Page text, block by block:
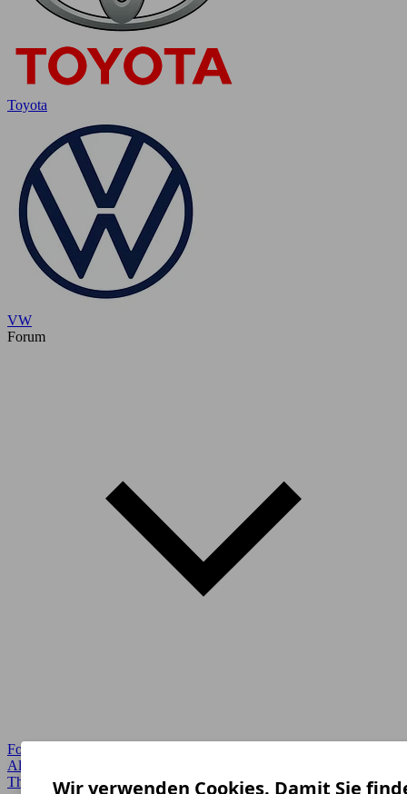
Toyota
VW
Forum
Forum Startseite
Alle Auto-Foren
Themen-ForumWir verwenden Cookies. Damit Sie